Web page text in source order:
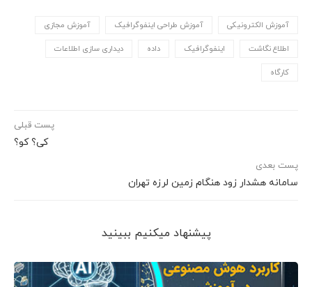
آموزش الکترونیکی آموزش طراحی اینفوگرافیک آموزش مجازی
اطلاع نگاشت اینفوگرافیک داده دیداری سازی اطلاعات
کارگاه
پست قبلی
کی؟ کو؟
پست بعدی
سامانه هشدار زود هنگام زمين لرزه تهران
پیشنهاد می‎کنیم ببینید